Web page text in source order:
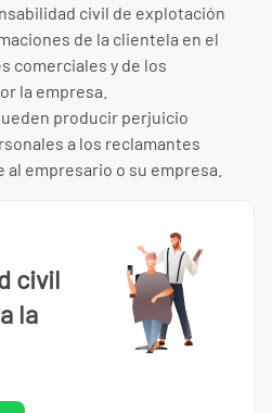
civil de explotación
de la clientela en el
comerciales y de los
la empresa.
producir perjuicio
a los reclamantes
empresario o su empresa.
civil
la